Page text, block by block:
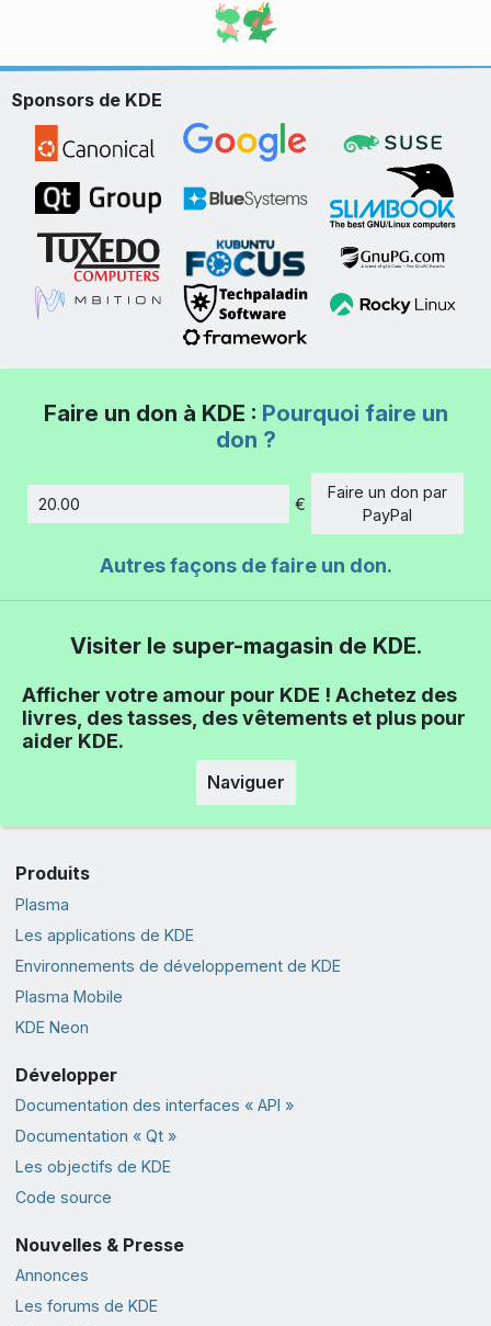
Sponsors de KDE
Faire un don à KDE : Pourquoi faire un
don ?
Montant
€
Faire un don par
PayPal
Autres façons de faire un don.
Visiter le super-magasin de KDE.
Afficher votre amour pour KDE ! Achetez des
livres, des tasses, des vêtements et plus pour
aider KDE.
Naviguer
Produits
Plasma
Les applications de KDE
Environnements de développement de KDE
Plasma Mobile
KDE Neon
Développer
Documentation des interfaces « API »
Documentation « Qt »
Les objectifs de KDE
Code source
Nouvelles & Presse
Annonces
Les forums de KDE